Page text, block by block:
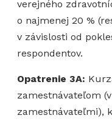
verejného
o najmenej 20 %
v závislosti od
respondentov.
Opatrenie 3A:
zamestnávateľom
zamestnávateľmi),